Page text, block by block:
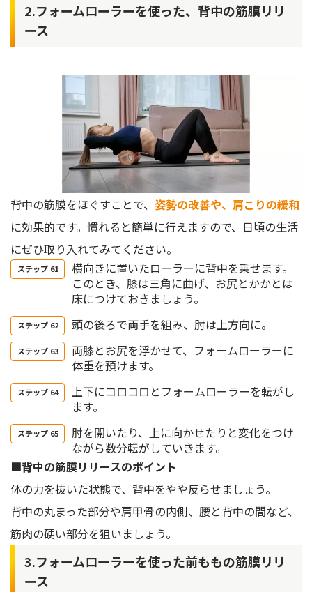
2.フォームローラーを使った、背中の筋膜リリ
ース
背中の筋膜をほぐすことで、 姿勢の改善や、肩こりの緩和
に効果的です。慣れると簡単に行えますので、日頃の生活
にぜひ取り入れてみてください。
横向きに置いたローラーに背中を乗せます。
このとき、膝は三角に曲げ、お尻とかかとは
床につけておきましょう。
頭の後ろで両手を組み、肘は上方向に。
両膝とお尻を浮かせて、フォームローラーに
体重を預けます。
上下にコロコロとフォームローラーを転がし
ます。
肘を開いたり、上に向かせたりと変化をつけ
ながら数分転がしていきます。
■背中の筋膜リリースのポイント
体の力を抜いた状態で、背中をやや反らせましょう。
背中の丸まった部分や肩甲骨の内側、腰と背中の間など、
筋肉の硬い部分を狙いましょう。
3.フォームローラーを使った前ももの筋膜リリ
ース